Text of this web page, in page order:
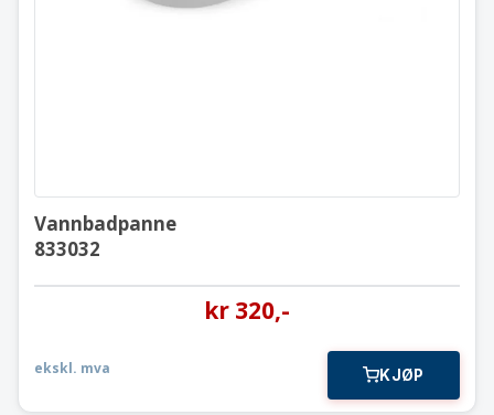
Vannbadpanne
833032
kr 320,-
ekskl. mva KJØP